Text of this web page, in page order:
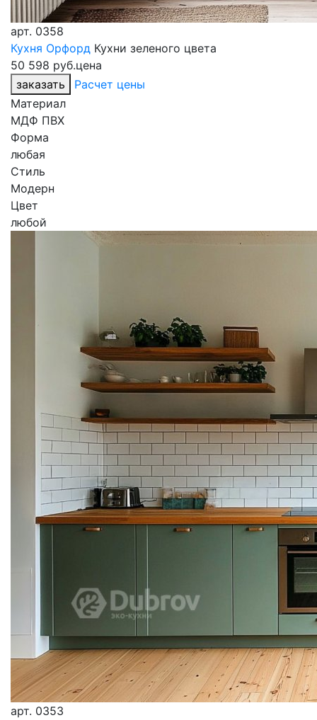
арт. 0358
Кухня Орфорд Кухни зеленого цвета
50 598 руб.цена
заказать
Расчет цены
Материал
МДФ ПВХ
Форма
любая
Стиль
Модерн
Цвет
любой
арт. 0353